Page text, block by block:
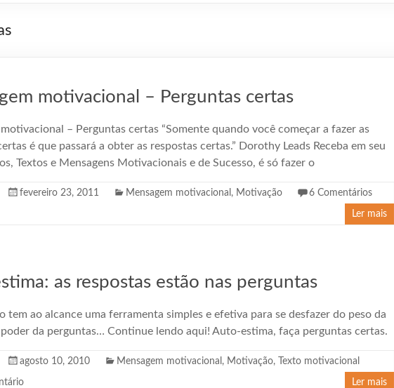
motivacional – Perguntas certas
– Perguntas certas “Somente quando você começar a fazer as
é que passará a obter as respostas certas.” Dorothy Leads Receba em seu
Textos e Mensagens Motivacionais e de Sucesso, é só fazer o
fevereiro 23, 2011 Mensagem motivacional , Motivação 6 Comentários
Ler mais
as respostas estão nas perguntas
tem ao alcance uma ferramenta simples e efetiva para se desfazer do peso da
da perguntas… Continue lendo aqui! Auto-estima, faça perguntas certas.
agosto 10, 2010 Mensagem motivacional , Motivação, Texto motivacional
Ler mais